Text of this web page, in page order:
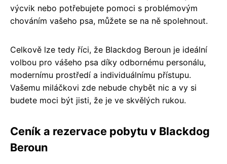
výcvik nebo potřebujete pomoci s problémovým
chováním vašeho psa, můžete se na ně spolehnout.
Celkově lze tedy říci, že Blackdog Beroun je ideální
volbou pro vášeho psa díky odbornému personálu,
modernímu prostředí a individuálnímu přístupu.
Vašemu miláčkovi zde nebude chybět nic a vy si
budete moci být jisti, že je ve skvělých rukou.
Ceník a rezervace pobytu v Blackdog
Beroun